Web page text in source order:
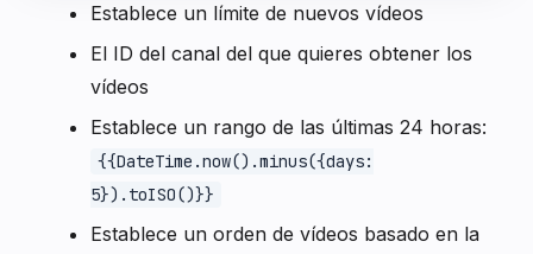
Establece un límite de nuevos vídeos
El ID del canal del que quieres obtener los
vídeos
Establece un rango de las últimas 24 horas:
{{DateTime.now().minus({days:
5}).toISO()}}
Establece un orden de vídeos basado en la